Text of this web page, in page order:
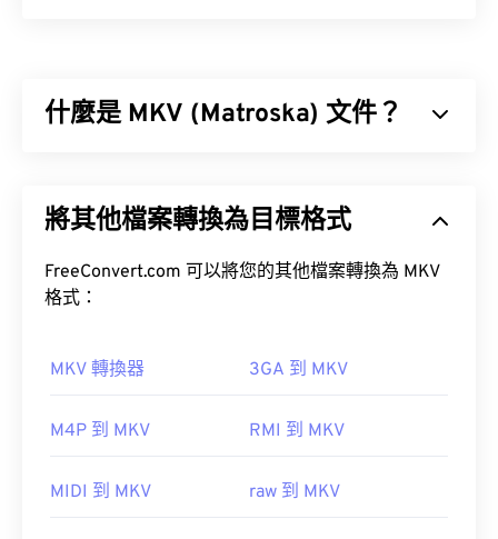
F4V 通常被稱為「Flash 視訊」。
如何開啟 F4V 檔案？
Adobe AIR可能是預設播放器。
請注意，Apple iOS 裝置不支援 Adobe Flash Player
什麼是 MKV (Matroska) 文件？
案。由於它是開源的，用戶可以使用開源軟體
對其進
如何開啟 MKV 檔案？
這款媒體播放器相容於所有作業系統和平台。這一點
將其他檔案轉換為目標格式
FreeConvert.com 可以將您的其他檔案轉換為 MKV
格式：
MKV 轉換器 3GA 到 MKV
M4P 到 MKV RMI 到 MKV
MIDI 到 MKV raw 到 MKV